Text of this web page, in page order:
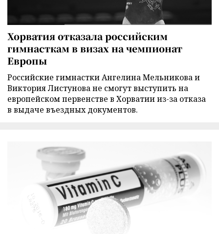
Хорватия отказала российским
гимнасткам в визах на чемпионат
Европы
Российские гимнастки Ангелина Мельникова и
Виктория Листунова не смогут выступить на
европейском первенстве в Хорватии из-за отказа
в выдаче въездных документов.